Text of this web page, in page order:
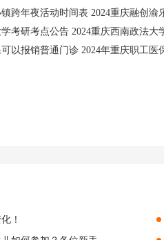
跨年夜活动时间表 2024重庆融创渝
考研考点公告 2024重庆西南政法大
以报销普通门诊 2024年重庆职工医
！